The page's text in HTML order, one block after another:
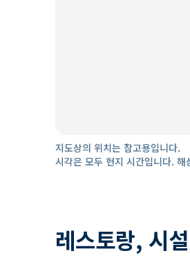
지도상의 위치는 참고용입니다.
시각은 모두 현지 시간입니다.
레스토랑, 시